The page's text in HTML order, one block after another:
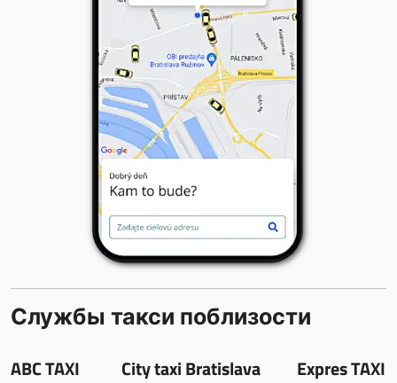
Службы такси поблизости
ABC TAXI City taxi Bratislava Expres TAXI